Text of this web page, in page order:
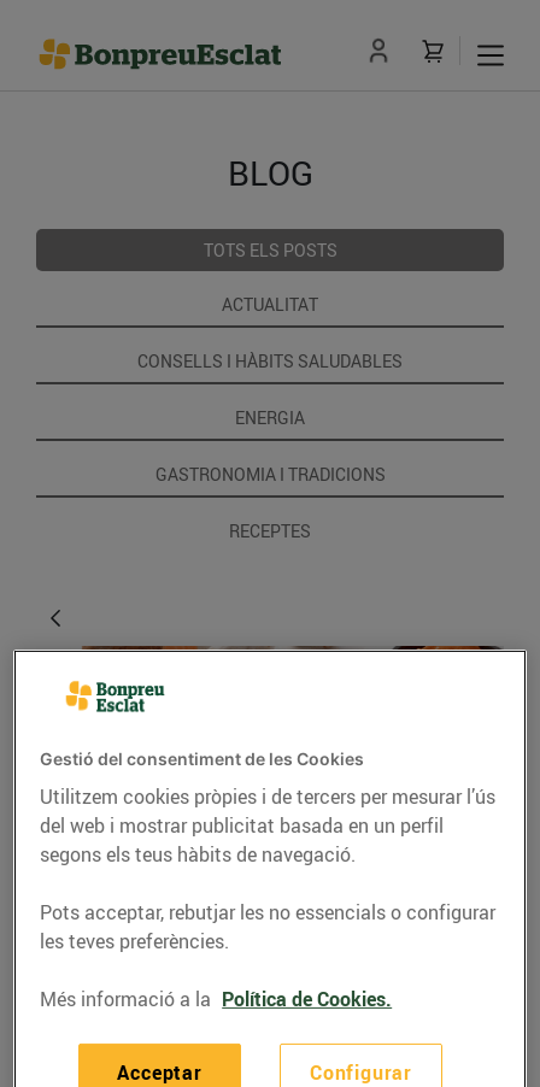
BLOG
TOTS ELS POSTS
ACTUALITAT
CONSELLS I HÀBITS SALUDABLES
ENERGIA
GASTRONOMIA I TRADICIONS
RECEPTES
Mandonguilles vegetals
de moniato, carabassa i
bolets
03/de març/2021
Gestió del consentiment de les Cookies
Utilitzem cookies pròpies i de tercers per mesurar l’ús
del web i mostrar publicitat basada en un perfil
segons els teus hàbits de navegació.
Pots acceptar, rebutjar les no essencials o configurar
les teves preferències.
Més informació a la Política de Cookies.
Configurar
Acceptar